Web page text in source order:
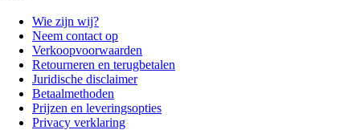
Wie zijn wij?
Neem contact op
Verkoopvoorwaarden
Retourneren en terugbetalen
Juridische disclaimer
Betaalmethoden
Prijzen en leveringsopties
Privacy verklaring